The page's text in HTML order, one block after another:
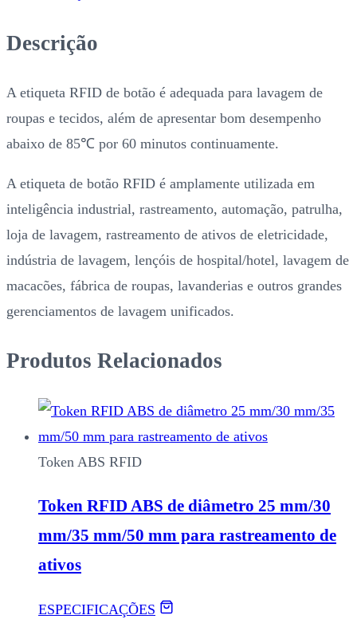
Descrição
A etiqueta RFID de botão é adequada para lavagem de
roupas e tecidos, além de apresentar bom desempenho
abaixo de 85℃ por 60 minutos continuamente.
A etiqueta de botão RFID é amplamente utilizada em
inteligência industrial, rastreamento, automação, patrulha,
loja de lavagem, rastreamento de ativos de eletricidade,
indústria de lavagem, lençóis de hospital/hotel, lavagem de
macacões, fábrica de roupas, lavanderias e outros grandes
gerenciamentos de lavagem unificados.
Produtos Relacionados
Token ABS RFID
Token RFID ABS de diâmetro 25 mm/30
mm/35 mm/50 mm para rastreamento de
ativos
ESPECIFICAÇÕES